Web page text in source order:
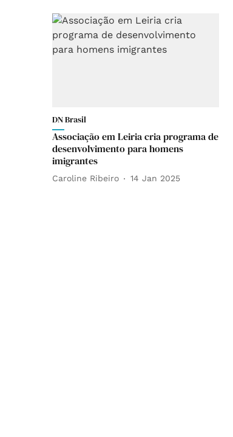
DN Brasil
Associação em Leiria cria programa de
desenvolvimento para homens
imigrantes
Caroline Ribeiro 14 Jan 2025